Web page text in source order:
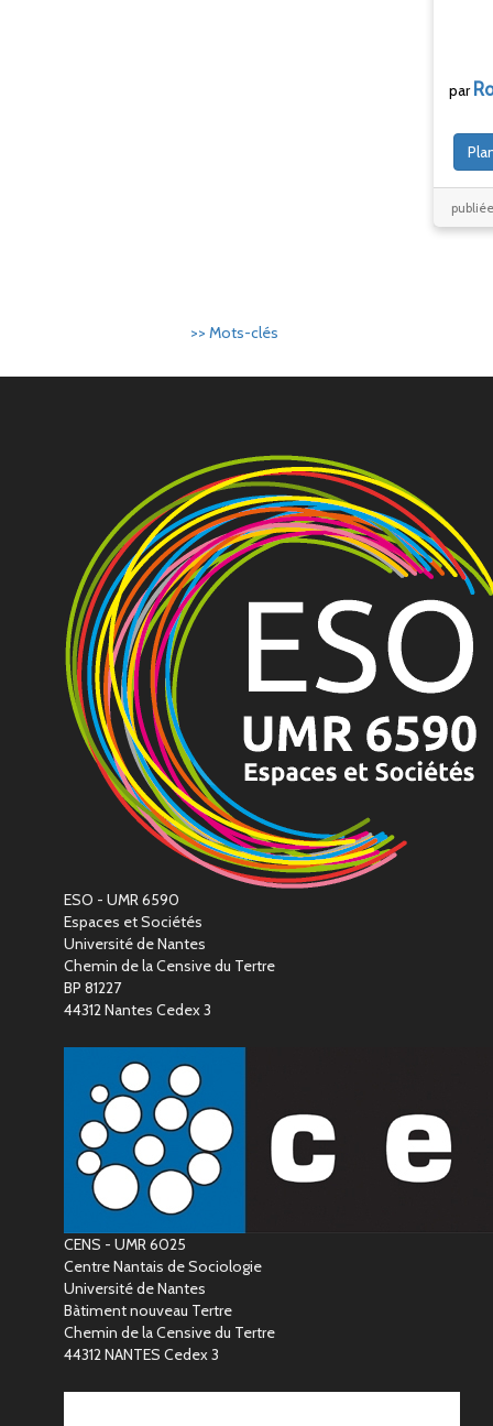
par
>> Mots-clés
ESO - UMR 6590
Espaces et Sociétés
Université de Nantes
Chemin de la Censive du Tertre
BP 81227
44312 Nantes Cedex 3
CENS - UMR 6025
Centre Nantais de Sociologie
Université de Nantes
Bàtiment nouveau Tertre
Chemin de la Censive du Tertre
44312 NANTES Cedex 3